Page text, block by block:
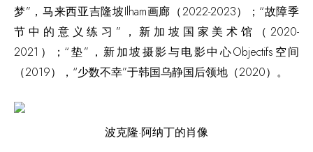
梦”，马来西亚吉隆坡Ilham画廊（2022-2023）；“故障季
节中的意义练习”，新加坡国家美术馆（2020-
2021）；“垫”，新加坡摄影与电影中心Objectifs空间
（2019），“少数不幸”于韩国乌静国后领地（2020）。
波克隆·阿纳丁的肖像